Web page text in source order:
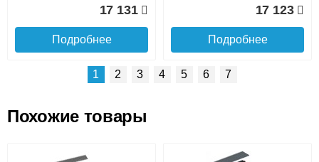
17 131
Подробнее
17 123
Подробнее
Конвектор ITT.090.200.1300 Конвектор ITT.090.200.1200
1 2 3 4 5 6 7
Похожие товары